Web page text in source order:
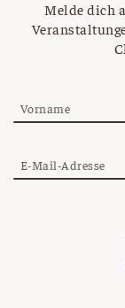
Melde dich
Vorname
E-Mail-Adresse